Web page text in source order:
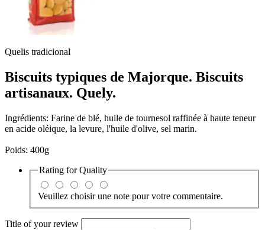
Quelis tradicional
Biscuits typiques de Majorque. Biscuits
artisanaux. Quely.
Ingrédients: Farine de blé, huile de tournesol raffinée à haute teneur
en acide oléique, la levure, l'huile d'olive, sel marin.
Poids: 400g
Rating forQuality
Veuillez choisir une note pour votre commentaire.
Title of your review